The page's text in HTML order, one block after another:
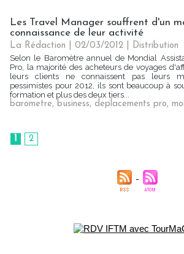
Les Travel Manager souffrent d'un
connaissance de leur activité
La Rédaction | 02/03/2012
Distribution
Selon le Baromètre annuel de Mondial
Pro, la majorité des acheteurs de voyages
leurs clients ne connaissent pas leurs
pessimistes pour 2012, ils sont beaucoup à
formation et plus des deux tiers...
barometre, business, deplacements pro,
1 2